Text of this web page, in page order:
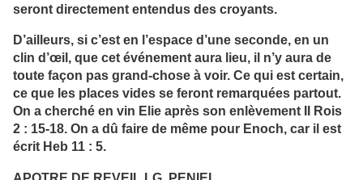
seront directement entendus des croyants.
D’ailleurs, si c’est en l’espace d’une seconde, en un
clin d’œil, que cet événement aura lieu, il n’y aura de
toute façon pas grand-chose à voir. Ce qui est certain,
ce que les places vides se feront remarquées partout.
On a cherché en vin Elie après son enlèvement II Rois
2 : 15-18. On a dû faire de même pour Enoch, car il est
écrit Heb 11 : 5.